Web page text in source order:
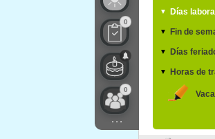
▼ Días
▼ Fin de
▼ Días
▼ Horas de
0
0
...